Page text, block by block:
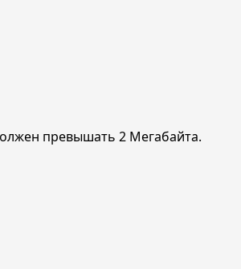
превышать 2 Мегабайта.